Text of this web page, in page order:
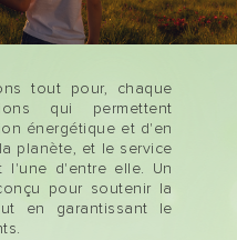
tout pour, chaque
qui permettent
énergétique et d'en
planète, et le service
l'une d'entre elle. Un
pour soutenir la
en garantissant le